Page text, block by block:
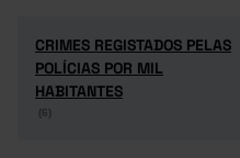
CRIMES REGISTADOS PELAS
POLÍCIAS POR MIL
HABITANTES
(6)
CRIMES REGISTADOS PELAS
POLÍCIAS POR MIL
HABITANTES
(6)